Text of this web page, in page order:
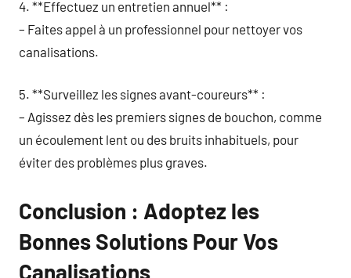
4. **Effectuez un entretien annuel** :
– Faites appel à un professionnel pour nettoyer vos
canalisations.
5. **Surveillez les signes avant-coureurs** :
– Agissez dès les premiers signes de bouchon, comme
un écoulement lent ou des bruits inhabituels, pour
éviter des problèmes plus graves.
Conclusion : Adoptez les
Bonnes Solutions Pour Vos
Canalisations